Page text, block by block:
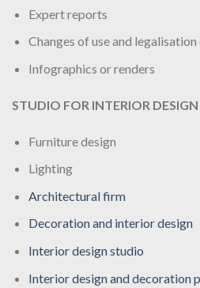
Expert reports
Changes of use and
Infographics or renders
STUDIO FOR INTERIOR
Furniture design
Lighting
Architectural firm
Decoration and interior design
Interior design studio
Interior design and decoration